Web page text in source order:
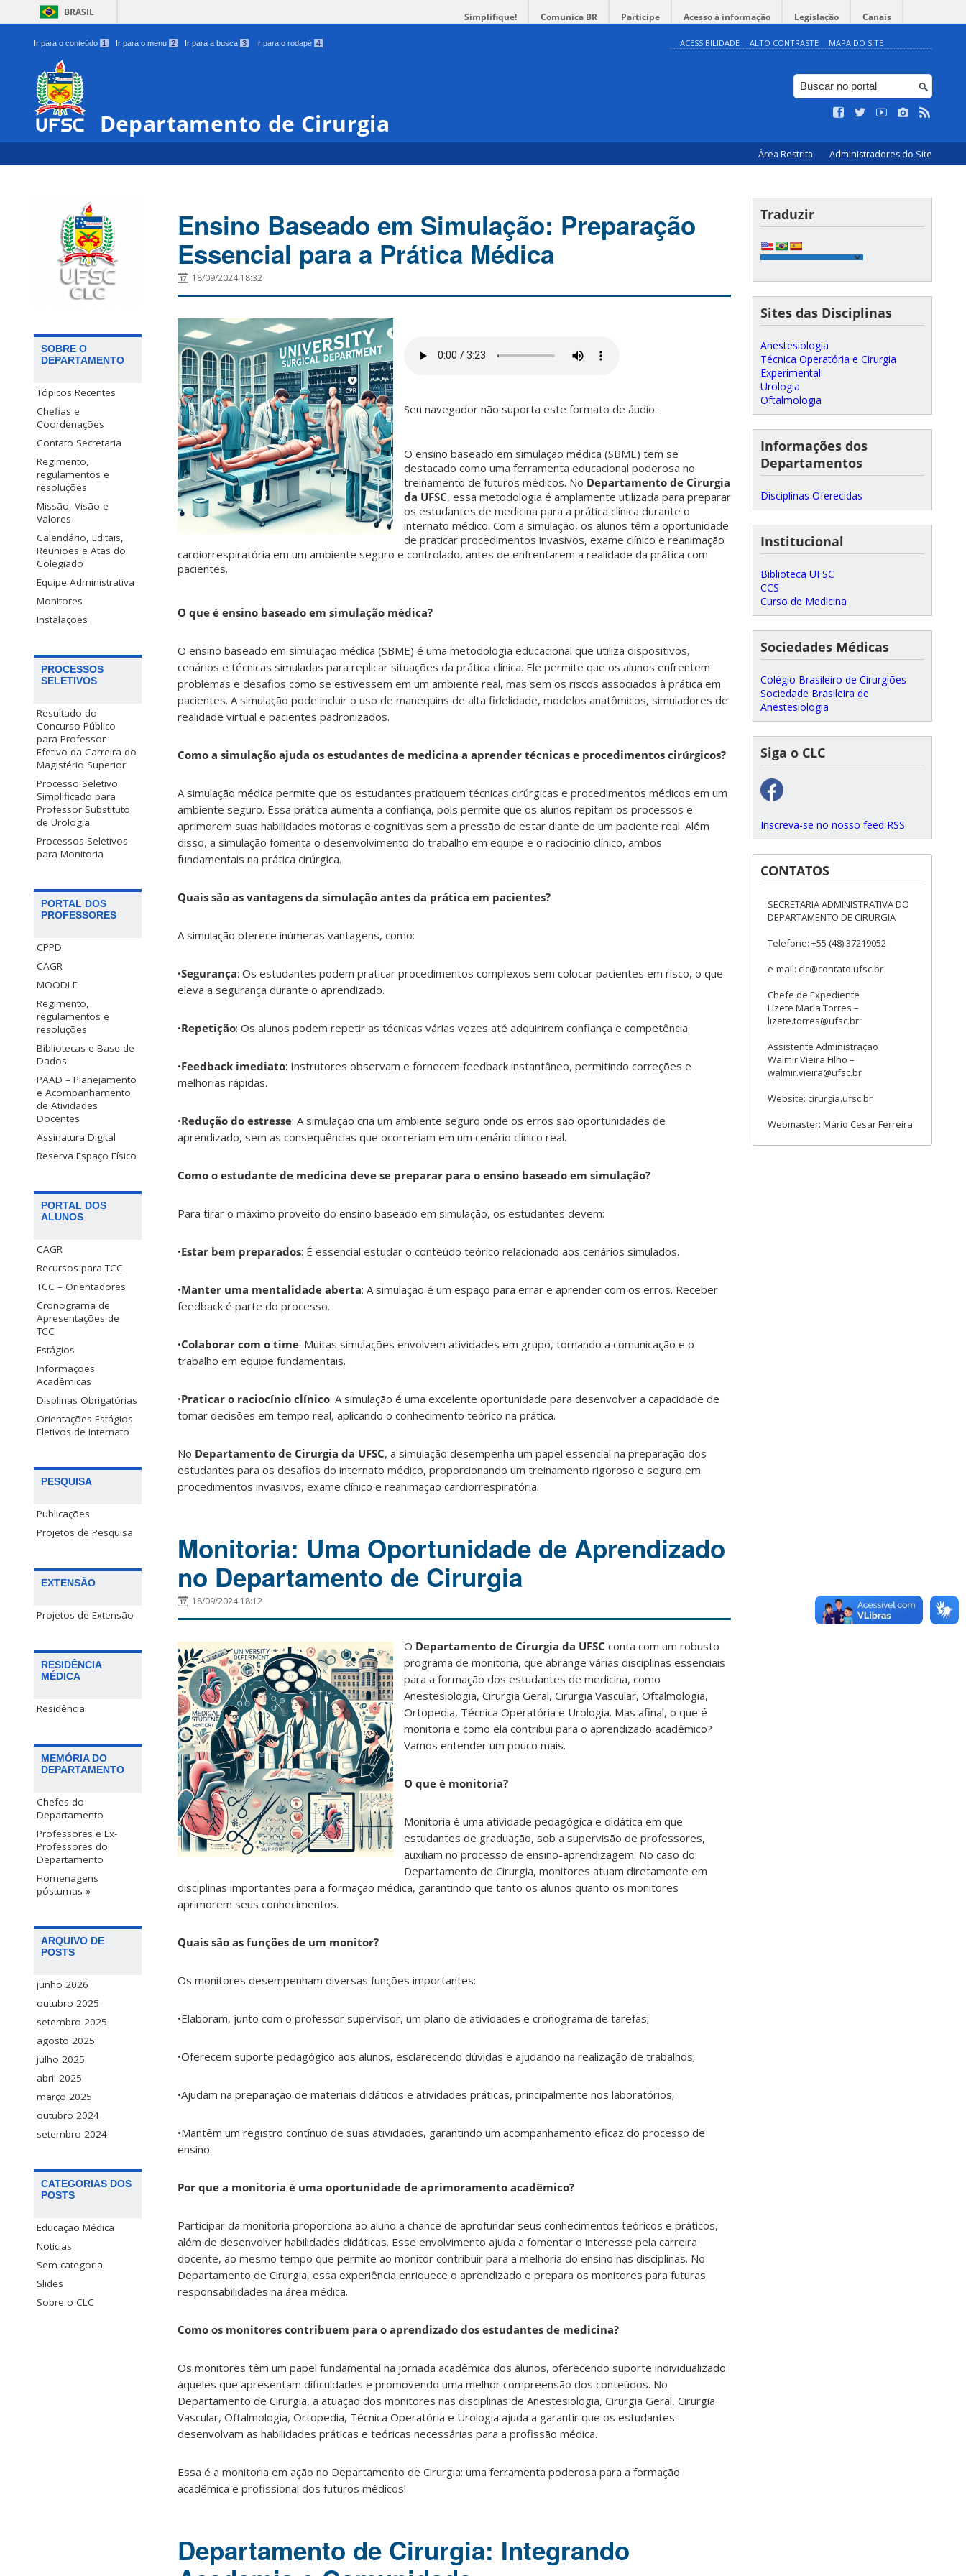
BRASIL Simplifique! Comunica BR Participe Acesso à informação Legislação Canais
Ir para o conteúdo 1 Ir para o menu 2 Ir para a busca 3 Ir para o rodapé 4 ACESSIBILIDADE ALTO CONTRASTE MAPA DO SITE
Departamento de Cirurgia
Área Restrita Administradores do Site
SOBRE O
DEPARTAMENTO
Tópicos Recentes
Chefias e
Coordenações
Contato Secretaria
Regimento,
regulamentos e
resoluções
Missão, Visão e
Valores
Calendário, Editais,
Reuniões e Atas do
Colegiado
Equipe Administrativa
Monitores
Instalações
PROCESSOS
SELETIVOS
Resultado do
Concurso Público
para Professor
Efetivo da Carreira do
Magistério Superior
Processo Seletivo
Simplificado para
Professor Substituto
de Urologia
Processos Seletivos
para Monitoria
PORTAL DOS
PROFESSORES
CPPD
CAGR
MOODLE
Regimento,
regulamentos e
resoluções
Bibliotecas e Base de
Dados
PAAD – Planejamento
e Acompanhamento
de Atividades
Docentes
Assinatura Digital
Reserva Espaço Físico
PORTAL DOS
ALUNOS
CAGR
Recursos para TCC
TCC – Orientadores
Cronograma de
Apresentações de
TCC
Estágios
Informações
Acadêmicas
Displinas Obrigatórias
Orientações Estágios
Eletivos de Internato
PESQUISA
Publicações
Projetos de Pesquisa
EXTENSÃO
Projetos de Extensão
RESIDÊNCIA
MÉDICA
Residência
MEMÓRIA DO
DEPARTAMENTO
Chefes do
Departamento
Professores e Ex-
Professores do
Departamento
Homenagens
póstumas »
ARQUIVO DE
POSTS
junho 2026
outubro 2025
setembro 2025
agosto 2025
julho 2025
abril 2025
março 2025
outubro 2024
setembro 2024
CATEGORIAS DOS
POSTS
Educação Médica
Notícias
Sem categoria
Slides
Sobre o CLC
Ensino Baseado em Simulação: Preparação
Essencial para a Prática Médica
18/09/2024 18:32
Seu navegador não suporta este formato de áudio.
O ensino baseado em simulação médica (SBME) tem se
destacado como uma ferramenta educacional poderosa no
treinamento de futuros médicos. No Departamento de Cirurgia
da UFSC, essa metodologia é amplamente utilizada para preparar
os estudantes de medicina para a prática clínica durante o
internato médico. Com a simulação, os alunos têm a oportunidade
de praticar procedimentos invasivos, exame clínico e reanimação
cardiorrespiratória em um ambiente seguro e controlado, antes de enfrentarem a realidade da prática com
pacientes.
O que é ensino baseado em simulação médica?
O ensino baseado em simulação médica (SBME) é uma metodologia educacional que utiliza dispositivos,
cenários e técnicas simuladas para replicar situações da prática clínica. Ele permite que os alunos enfrentem
problemas e desafios como se estivessem em um ambiente real, mas sem os riscos associados à prática em
pacientes. A simulação pode incluir o uso de manequins de alta fidelidade, modelos anatômicos, simuladores de
realidade virtual e pacientes padronizados.
Como a simulação ajuda os estudantes de medicina a aprender técnicas e procedimentos cirúrgicos?
A simulação médica permite que os estudantes pratiquem técnicas cirúrgicas e procedimentos médicos em um
ambiente seguro. Essa prática aumenta a confiança, pois permite que os alunos repitam os processos e
aprimorem suas habilidades motoras e cognitivas sem a pressão de estar diante de um paciente real. Além
disso, a simulação fomenta o desenvolvimento do trabalho em equipe e o raciocínio clínico, ambos
fundamentais na prática cirúrgica.
Quais são as vantagens da simulação antes da prática em pacientes?
A simulação oferece inúmeras vantagens, como:
•Segurança: Os estudantes podem praticar procedimentos complexos sem colocar pacientes em risco, o que
eleva a segurança durante o aprendizado.
•Repetição: Os alunos podem repetir as técnicas várias vezes até adquirirem confiança e competência.
•Feedback imediato: Instrutores observam e fornecem feedback instantâneo, permitindo correções e
melhorias rápidas.
•Redução do estresse: A simulação cria um ambiente seguro onde os erros são oportunidades de
aprendizado, sem as consequências que ocorreriam em um cenário clínico real.
Como o estudante de medicina deve se preparar para o ensino baseado em simulação?
Para tirar o máximo proveito do ensino baseado em simulação, os estudantes devem:
•Estar bem preparados: É essencial estudar o conteúdo teórico relacionado aos cenários simulados.
•Manter uma mentalidade aberta: A simulação é um espaço para errar e aprender com os erros. Receber
feedback é parte do processo.
•Colaborar com o time: Muitas simulações envolvem atividades em grupo, tornando a comunicação e o
trabalho em equipe fundamentais.
•Praticar o raciocínio clínico: A simulação é uma excelente oportunidade para desenvolver a capacidade de
tomar decisões em tempo real, aplicando o conhecimento teórico na prática.
No Departamento de Cirurgia da UFSC, a simulação desempenha um papel essencial na preparação dos
estudantes para os desafios do internato médico, proporcionando um treinamento rigoroso e seguro em
procedimentos invasivos, exame clínico e reanimação cardiorrespiratória.
Monitoria: Uma Oportunidade de Aprendizado
no Departamento de Cirurgia
18/09/2024 18:12
O Departamento de Cirurgia da UFSC conta com um robusto
programa de monitoria, que abrange várias disciplinas essenciais
para a formação dos estudantes de medicina, como
Anestesiologia, Cirurgia Geral, Cirurgia Vascular, Oftalmologia,
Ortopedia, Técnica Operatória e Urologia. Mas afinal, o que é
monitoria e como ela contribui para o aprendizado acadêmico?
Vamos entender um pouco mais.
O que é monitoria?
Monitoria é uma atividade pedagógica e didática em que
estudantes de graduação, sob a supervisão de professores,
auxiliam no processo de ensino-aprendizagem. No caso do
Departamento de Cirurgia, monitores atuam diretamente em
disciplinas importantes para a formação médica, garantindo que tanto os alunos quanto os monitores
aprimorem seus conhecimentos.
Quais são as funções de um monitor?
Os monitores desempenham diversas funções importantes:
•Elaboram, junto com o professor supervisor, um plano de atividades e cronograma de tarefas;
•Oferecem suporte pedagógico aos alunos, esclarecendo dúvidas e ajudando na realização de trabalhos;
•Ajudam na preparação de materiais didáticos e atividades práticas, principalmente nos laboratórios;
•Mantêm um registro contínuo de suas atividades, garantindo um acompanhamento eficaz do processo de
ensino.
Por que a monitoria é uma oportunidade de aprimoramento acadêmico?
Participar da monitoria proporciona ao aluno a chance de aprofundar seus conhecimentos teóricos e práticos,
além de desenvolver habilidades didáticas. Esse envolvimento ajuda a fomentar o interesse pela carreira
docente, ao mesmo tempo que permite ao monitor contribuir para a melhoria do ensino nas disciplinas. No
Departamento de Cirurgia, essa experiência enriquece o aprendizado e prepara os monitores para futuras
responsabilidades na área médica.
Como os monitores contribuem para o aprendizado dos estudantes de medicina?
Os monitores têm um papel fundamental na jornada acadêmica dos alunos, oferecendo suporte individualizado
àqueles que apresentam dificuldades e promovendo uma melhor compreensão dos conteúdos. No
Departamento de Cirurgia, a atuação dos monitores nas disciplinas de Anestesiologia, Cirurgia Geral, Cirurgia
Vascular, Oftalmologia, Ortopedia, Técnica Operatória e Urologia ajuda a garantir que os estudantes
desenvolvam as habilidades práticas e teóricas necessárias para a profissão médica.
Essa é a monitoria em ação no Departamento de Cirurgia: uma ferramenta poderosa para a formação
acadêmica e profissional dos futuros médicos!
Departamento de Cirurgia: Integrando
Traduzir
Sites das Disciplinas
Anestesiologia
Técnica Operatória e Cirurgia
Experimental
Urologia
Oftalmologia
Informações dos
Departamentos
Disciplinas Oferecidas
Institucional
Biblioteca UFSC
CCS
Curso de Medicina
Sociedades Médicas
Colégio Brasileiro de Cirurgiões
Sociedade Brasileira de
Anestesiologia
Siga o CLC
Inscreva-se no nosso feed RSS
CONTATOS
SECRETARIA ADMINISTRATIVA DO
DEPARTAMENTO DE CIRURGIA
Telefone: +55 (48) 37219052
e-mail: clc@contato.ufsc.br
Chefe de Expediente
Lizete Maria Torres –
lizete.torres@ufsc.br
Assistente Administração
Walmir Vieira Filho –
walmir.vieira@ufsc.br
Website: cirurgia.ufsc.br
Webmaster: Mário Cesar Ferreira